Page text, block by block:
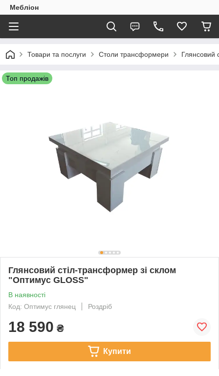
Мебліон
Товари та послуги Столи трансформери Глянсовий
Топ продажів
Глянсовий стіл-трансформер зі склом
"Оптимус GLOSS"
В наявності
Код: Оптимус глянец
Роздріб
18 590 ₴
Купити